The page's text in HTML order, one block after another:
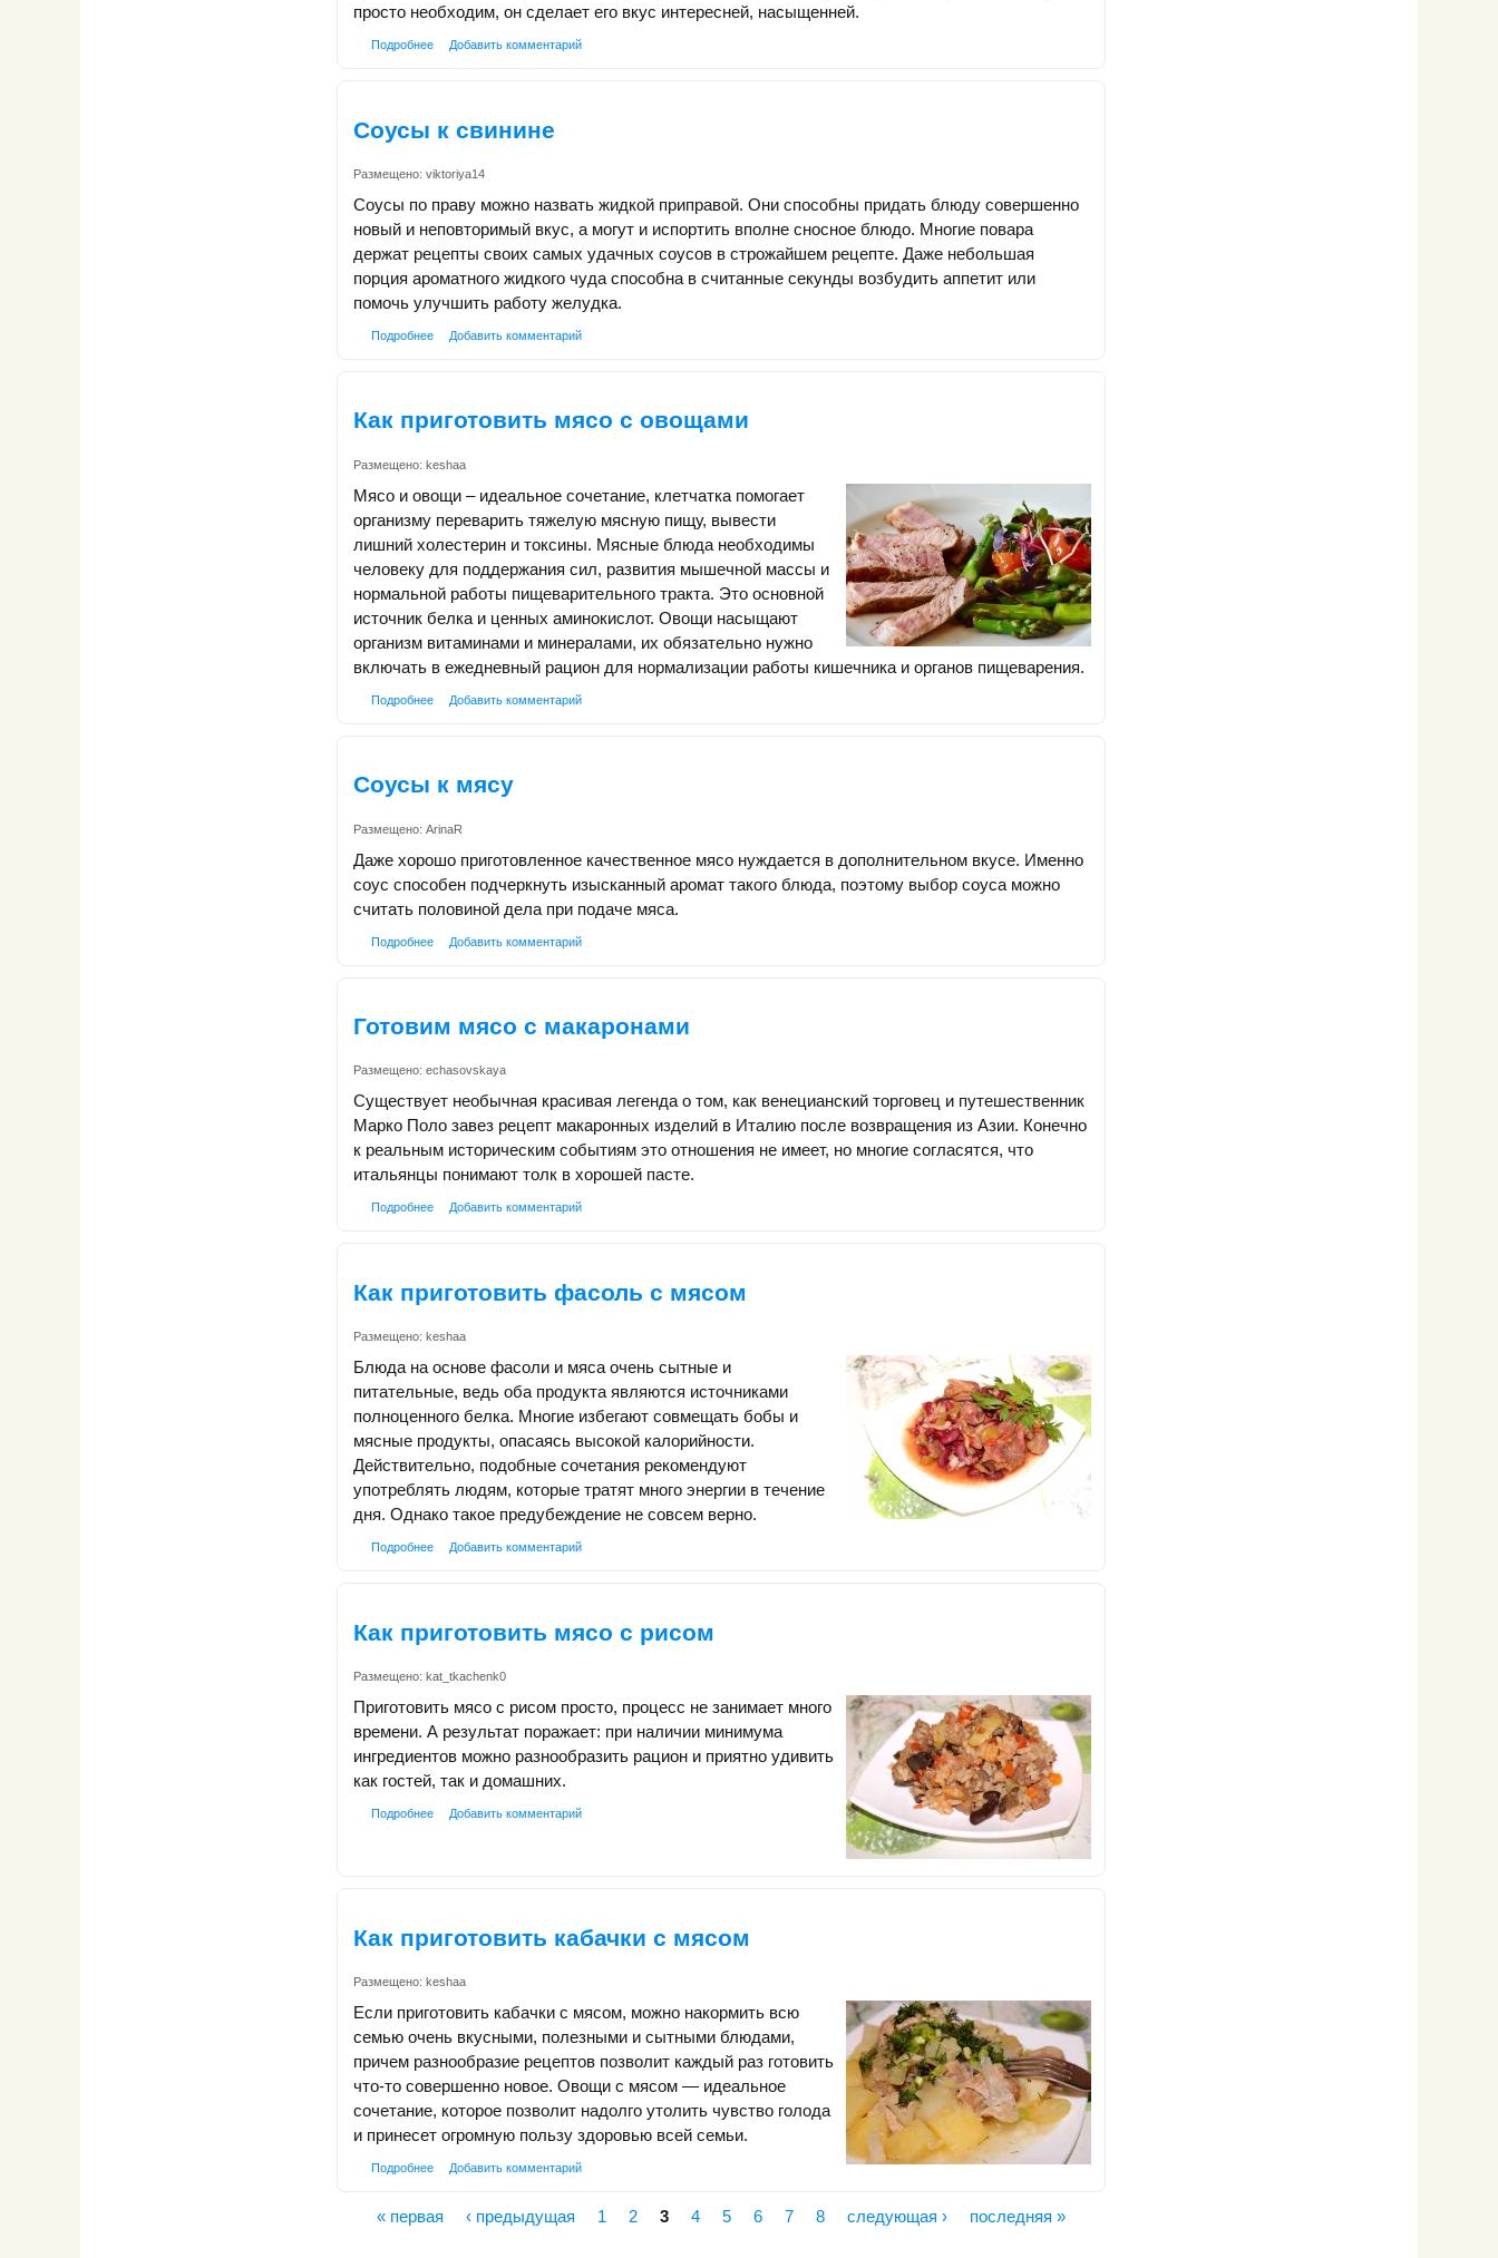
просто необходим, он сделает его вкус интересней, насыщенней.
Подробнее Добавить комментарий
Соусы к свинине
Размещено: viktoriya14
Соусы по праву можно назвать жидкой приправой. Они способны придать блюду совершенно
новый и неповторимый вкус, а могут и испортить вполне сносное блюдо. Многие повара
держат рецепты своих самых удачных соусов в строжайшем рецепте. Даже небольшая
порция ароматного жидкого чуда способна в считанные секунды возбудить аппетит или
помочь улучшить работу желудка.
Подробнее Добавить комментарий
Как приготовить мясо с овощами
Размещено: keshaa
Мясо и овощи – идеальное сочетание, клетчатка помогает
организму переварить тяжелую мясную пищу, вывести
лишний холестерин и токсины. Мясные блюда необходимы
человеку для поддержания сил, развития мышечной массы и
нормальной работы пищеварительного тракта. Это основной
источник белка и ценных аминокислот. Овощи насыщают
организм витаминами и минералами, их обязательно нужно
включать в ежедневный рацион для нормализации работы кишечника и органов пищеварения.
Подробнее Добавить комментарий
Соусы к мясу
Размещено: ArinaR
Даже хорошо приготовленное качественное мясо нуждается в дополнительном вкусе. Именно
соус способен подчеркнуть изысканный аромат такого блюда, поэтому выбор соуса можно
считать половиной дела при подаче мяса.
Подробнее Добавить комментарий
Готовим мясо с макаронами
Размещено: echasovskaya
Существует необычная красивая легенда о том, как венецианский торговец и путешественник
Марко Поло завез рецепт макаронных изделий в Италию после возвращения из Азии. Конечно
к реальным историческим событиям это отношения не имеет, но многие согласятся, что
итальянцы понимают толк в хорошей пасте.
Подробнее Добавить комментарий
Как приготовить фасоль с мясом
Размещено: keshaa
Блюда на основе фасоли и мяса очень сытные и
питательные, ведь оба продукта являются источниками
полноценного белка. Многие избегают совмещать бобы и
мясные продукты, опасаясь высокой калорийности.
Действительно, подобные сочетания рекомендуют
употреблять людям, которые тратят много энергии в течение
дня. Однако такое предубеждение не совсем верно.
Подробнее Добавить комментарий
Как приготовить мясо с рисом
Размещено: kat_tkachenk0
Приготовить мясо с рисом просто, процесс не занимает много
времени. А результат поражает: при наличии минимума
ингредиентов можно разнообразить рацион и приятно удивить
как гостей, так и домашних.
Подробнее Добавить комментарий
Как приготовить кабачки с мясом
Размещено: keshaa
Если приготовить кабачки с мясом, можно накормить всю
семью очень вкусными, полезными и сытными блюдами,
причем разнообразие рецептов позволит каждый раз готовить
что-то совершенно новое. Овощи с мясом — идеальное
сочетание, которое позволит надолго утолить чувство голода
и принесет огромную пользу здоровью всей семьи.
Подробнее Добавить комментарий
« первая ‹ предыдущая 1 2 3 4 5 6 7 8 следующая › последняя »